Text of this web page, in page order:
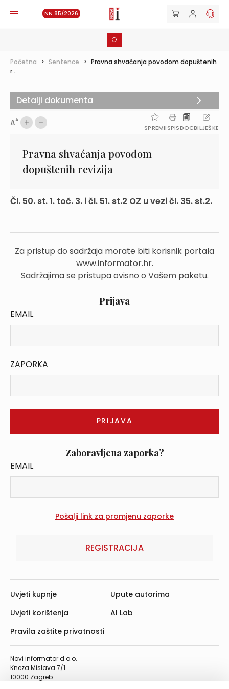
NN 85/2026
Početna > Sentence > Pravna shvaćanja povodom dopuštenih
r...
AA
SPREMIISPISDOCBILJEŠKE
Pravna shvaćanja povodom
dopuštenih revizija
Čl. 50. st. 1. toč. 3. i čl. 51. st.2 OZ u vezi čl. 35. st.2.
Za pristup do sadržaja morate biti korisnik portala
www.informator.hr.
Sadržajima se pristupa ovisno o Vašem paketu.
Prijava
EMAIL
ZAPORKA
Zaboravljena zaporka?
EMAIL
REGISTRACIJA
Detalji dokumenta
Novi informator d.o.o.
Kneza Mislava 7/1
10000 Zagreb
Uvjeti kupnje
Uvjeti korištenja
Pravila zaštite privatnosti
Upute autorima
AI Lab